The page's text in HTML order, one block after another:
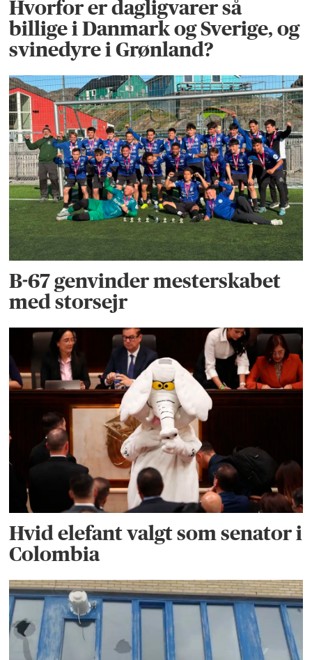
Hvorfor er dagligvarer så
billige i Danmark og Sverige, og
svinedyre i Grønland?
B-67 genvinder mesterskabet
med storsejr
Hvid elefant valgt som senator i
Colombia